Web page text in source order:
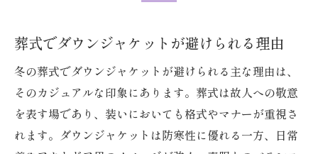
葬式でダウンジャケットが避けられる理由
冬の葬式でダウンジャケットが避けられる主な理由は、
そのカジュアルな印象にあります。葬式は故人への敬意
を表す場であり、装いにおいても格式やマナーが重視さ
れます。ダウンジャケットは防寒性に優れる一方、日常